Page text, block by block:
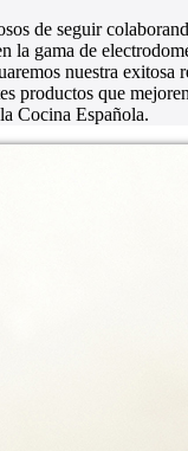
de seguir
la gama de
nuestra exitosa
productos que
Cocina Española.